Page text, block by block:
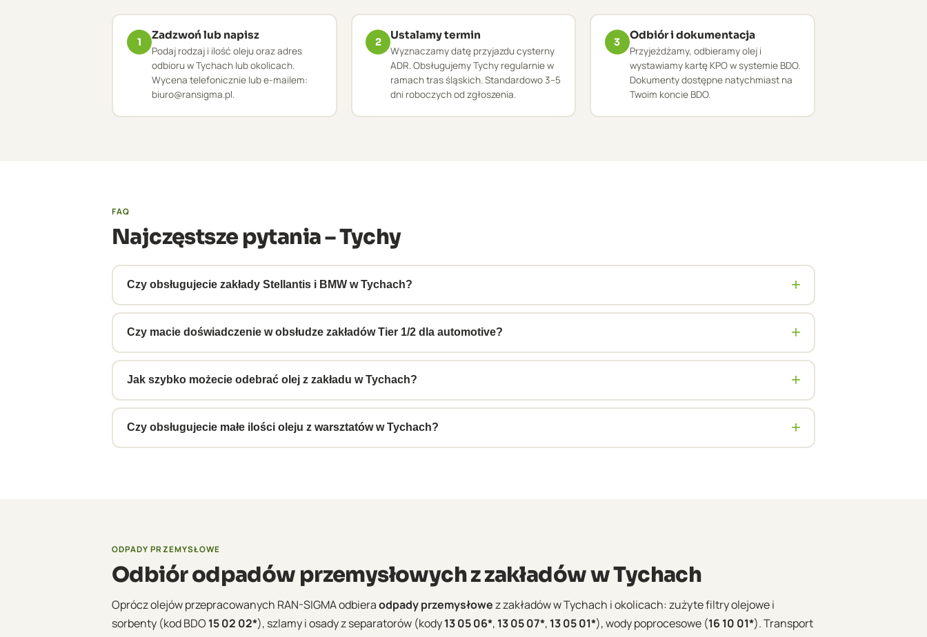
1
Zadzwoń lub napisz
Podaj rodzaj i ilość oleju oraz adres
odbioru w Tychach lub okolicach.
Wycena telefonicznie lub e-mailem:
biuro@ransigma.pl.
2
Ustalamy termin
Wyznaczamy datę przyjazdu cysterny
ADR. Obsługujemy Tychy regularnie w
ramach tras śląskich. Standardowo 3–5
dni roboczych od zgłoszenia.
3
Odbiór i dokumentacja
Przyjeżdżamy, odbieramy olej i
wystawiamy kartę KPO w systemie BDO.
Dokumenty dostępne natychmiast na
Twoim koncie BDO.
FAQ
Najczęstsze pytania – Tychy
Czy obsługujecie zakłady Stellantis i BMW w Tychach? +
Tak, obsługujemy zakłady automotive w Tychach i ich kooperantów. Zapewniamy pełną dokumentację BDO i ADR zgodną z wymogami
korporacyjnymi koncernów OEM. Wystawiamy e-KPO bezpośrednio po każdym odbiorze.
Czy macie doświadczenie w obsłudze zakładów Tier 1/2 dla automotive? +
Tak, od lat obsługujemy dostawców dla polskich fabryk automotive. Rozumiemy wymogi korporacyjne dotyczące dokumentacji,
terminowości i standardów ADR. Dostosowujemy harmonogram odbiorów do potrzeb produkcji.
Jak szybko możecie odebrać olej z zakładu w Tychach? +
Standardowo 3–5 dni roboczych od zgłoszenia. Dla klientów z umową cykliczną realizujemy odbiory zgodnie z ustalonym
harmonogramem, bez konieczności każdorazowego zgłaszania.
Czy obsługujecie małe ilości oleju z warsztatów w Tychach? +
ODPADY PRZEMYSŁOWE
Odbiór odpadów przemysłowych z zakładów w Tychach
Oprócz olejów przepracowanych RAN-SIGMA odbieraodpady przemysłowez zakładów w Tychach i okolicach: zużyte filtry olejowe i
sorbenty (kod BDO 15 02 02*), szlamy i osady z separatorów (kody13 05 06*, 13 05 07*, 13 05 01*), wody poprocesowe (16 10 01*). Transport